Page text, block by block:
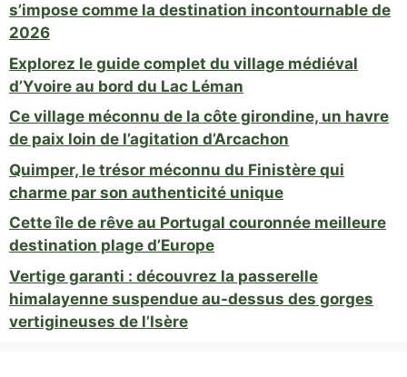
s’impose comme la destination incontournable de
2026
Explorez le guide complet du village médiéval
d’Yvoire au bord du Lac Léman
Ce village méconnu de la côte girondine, un havre
de paix loin de l’agitation d’Arcachon
Quimper, le trésor méconnu du Finistère qui
charme par son authenticité unique
Cette île de rêve au Portugal couronnée meilleure
destination plage d’Europe
Vertige garanti : découvrez la passerelle
himalayenne suspendue au-dessus des gorges
vertigineuses de l’Isère